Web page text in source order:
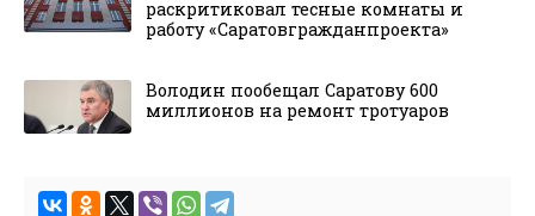
раскритиковал тесные комнаты и
работу «Саратовгражданпроекта»
Володин пообещал Саратову 600
миллионов на ремонт тротуаров